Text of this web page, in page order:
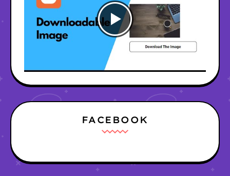
FACEBOOK